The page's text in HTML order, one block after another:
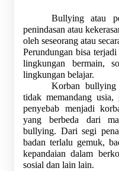
Bullying atau
penindasan atau
oleh seseorang atau
Perundungan bisa
lingkungan bermain,
lingkungan belajar.
Korban bullying
tidak memandang usia,
penyebab menjadi
yang berbeda dari
bullying. Dari segi
badan terlalu gemuk,
kepandaian dalam
sosial dan lain lain.